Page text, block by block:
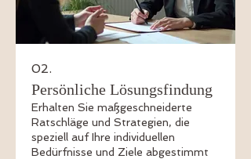
02.
Persönliche Lösungsfindung
Erhalten Sie maßgeschneiderte
Ratschläge und Strategien, die
speziell auf Ihre individuellen
Bedürfnisse und Ziele abgestimmt